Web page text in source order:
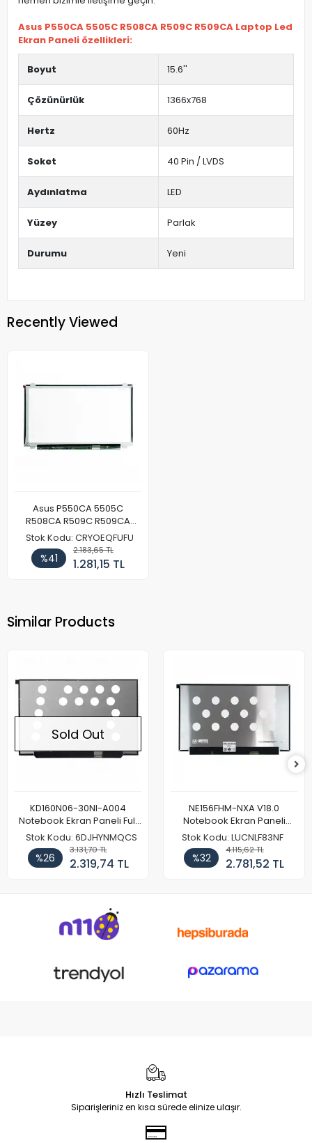
Asus P550CA 5505C R508CA R509C R509CA Laptop Led
Ekran Paneli özellikleri:
Boyut 15.6''
Çözünürlük 1366x768
Hertz 60Hz
Soket 40 Pin / LVDS
Aydınlatma LED
Yüzey Parlak
Durumu Yeni
Recently Viewed
Asus P550CA 5505C
R508CA R509C R509CA
Laptop Led Ekran Paneli
Stok Kodu: CRYOEQFUFU
%41
2.183,65 TL
1.281,15 TL
Similar Products
Sold Out
KD160N06-30NI-A004
Notebook Ekran Paneli Full
HD
Stok Kodu: 6DJHYNMQCS
%26
3.131,70 TL
2.319,74 TL
NE156FHM-NXA V18.0
Notebook Ekran Paneli
144Hz
Stok Kodu: LUCNLF83NF
%32
4.115,62 TL
2.781,52 TL
Hızlı Teslimat
Siparişleriniz en kısa sürede elinize ulaşır.